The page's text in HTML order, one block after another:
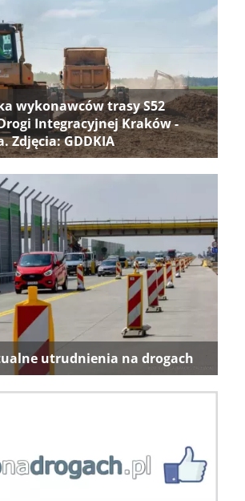
wykonawców trasy S52
Integracyjnej Kraków -
Zdjęcia: GDDKIA
utrudnienia na drogach